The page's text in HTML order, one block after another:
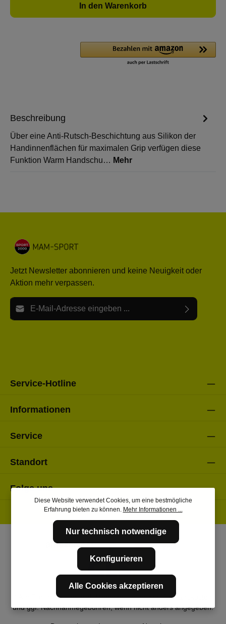
In den Warenkorb
Beschreibung
Über eine Anti-Rutsch-Beschichtung aus Silikon der
Handinnenflächen für maximalen Grip verfügen diese
Funktion Warm Handschu… Mehr
Jetzt Newsletter abonnieren und keine Neuigkeit oder
Aktion mehr verpassen.
E-Mail-Adresse*
Service-Hotline
Informationen
Service
Standort
Folge uns
* Alle Preise inkl. gesetzl. Mehrwertsteuer zzgl.Versandkosten
und ggf. Nachnahmegebühren, wenn nicht anders angegeben.
Diese Website verwendet Cookies, um eine bestmögliche
Erfahrung bieten zu können. Mehr Informationen ...
Nur technisch notwendige
Konfigurieren
Alle Cookies akzeptieren